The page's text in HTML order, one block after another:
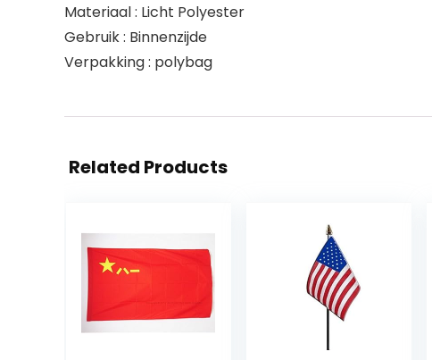
Materiaal : Licht Polyester
Gebruik : Binnenzijde
Verpakking : polybag
Related Products